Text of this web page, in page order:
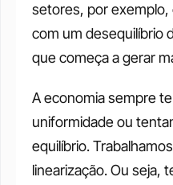
setores, por exemplo,
com um desequilíbrio
que começa a gerar
A economia sempre
uniformidade ou
equilíbrio.
linearização. Ou seja,